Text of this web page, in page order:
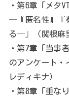
・第6章「メタ
─『匿名性』『
る─」（関根麻
・第7章「当事
のアンケート
レディキナ）
・第8章「重な